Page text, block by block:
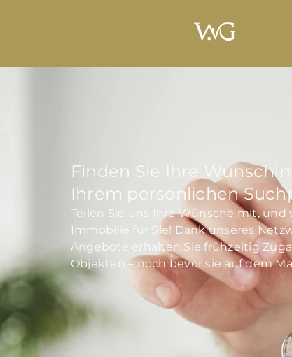
Finden Sie Ihre
Ihrem persönlichen
Teilen Sie uns Ihre Wünsche mit,
Immobilie für Sie! Dank unseres
Angebote erhalten Sie frühzeitig
Objekten – noch bevor sie auf dem